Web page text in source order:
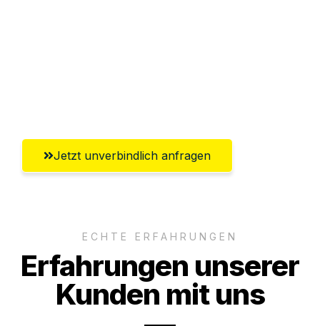
Jetzt unverbindlich anfragen
ECHTE ERFAHRUNGEN
Erfahrungen unserer
Kunden mit uns